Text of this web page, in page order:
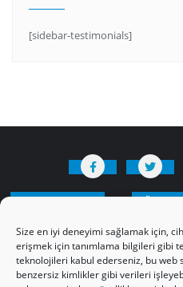
Size en iyi deneyimi sağlamak için,
erişmek için tanımlama bilgileri gibi
teknolojileri kabul ederseniz, bu web
benzersiz kimlikler gibi verileri
[sidebar-testimonials]
HAKKIMIZDA Üyelik
Makaleler
Video
ABNSAT